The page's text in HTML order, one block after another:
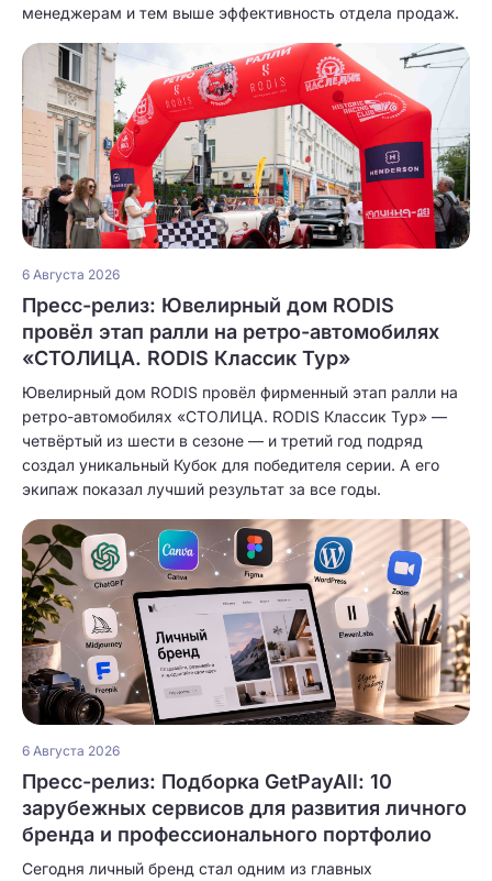
менеджерам и тем выше эффективность отдела продаж.
6 Августа 2026
Пресс-релиз: Ювелирный дом RODIS
провёл этап ралли на ретро-автомобилях
«СТОЛИЦА. RODIS Классик Тур»
Ювелирный дом RODIS провёл фирменный этап ралли на
ретро-автомобилях «СТОЛИЦА. RODIS Классик Тур» —
четвёртый из шести в сезоне — и третий год подряд
создал уникальный Кубок для победителя серии. А его
экипаж показал лучший результат за все годы.
6 Августа 2026
Пресс-релиз: Подборка GetPayAll: 10
зарубежных сервисов для развития личного
бренда и профессионального портфолио
Сегодня личный бренд стал одним из главных